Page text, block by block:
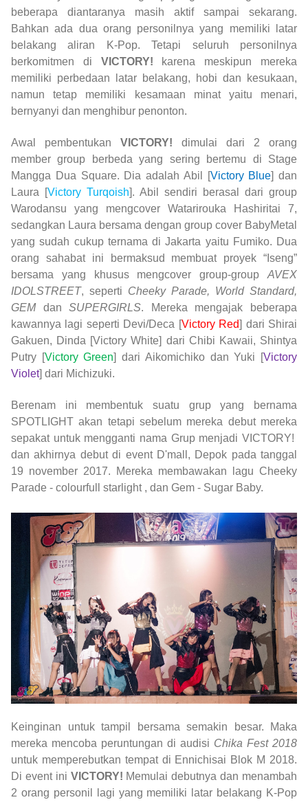
beberapa diantaranya masih aktif sampai sekarang.
Bahkan ada dua orang personilnya yang memiliki latar
belakang aliran K-Pop. Tetapi seluruh personilnya
berkomitmen di VICTORY! karena meskipun mereka
memiliki perbedaan latar belakang, hobi dan kesukaan,
namun tetap memiliki kesamaan minat yaitu menari,
bernyanyi dan menghibur penonton.
Awal pembentukan VICTORY! dimulai dari 2 orang
member group berbeda yang sering bertemu di Stage
Mangga Dua Square. Dia adalah Abil [Victory Blue] dan
Laura [Victory Turqoish]. Abil sendiri berasal dari group
Warodansu yang mengcover Watarirouka Hashiritai 7,
sedangkan Laura bersama dengan group cover BabyMetal
yang sudah cukup ternama di Jakarta yaitu Fumiko. Dua
orang sahabat ini bermaksud membuat proyek “Iseng”
bersama yang khusus mengcover group-group AVEX
IDOLSTREET, seperti Cheeky Parade, World Standard,
GEMdanSUPERGIRLS. Mereka mengajak beberapa
kawannya lagi seperti Devi/Deca [Victory Red] dari Shirai
Gakuen, Dinda [Victory White] dari Chibi Kawaii, Shintya
Putry [Victory Green] dari Aikomichiko dan Yuki [Victory
Violet] dari Michizuki.
Berenam ini membentuk suatu grup yang bernama
SPOTLIGHT akan tetapi sebelum mereka debut mereka
sepakat untuk mengganti nama Grup menjadi VICTORY!
dan akhirnya debut di event D'mall, Depok pada tanggal
19 november 2017. Mereka membawakan lagu Cheeky
Parade - colourfull starlight , dan Gem - Sugar Baby.
Keinginan untuk tampil bersama semakin besar. Maka
mereka mencoba peruntungan di audisi Chika Fest 2018
untuk memperebutkan tempat di Ennichisai Blok M 2018.
Di event ini VICTORY! Memulai debutnya dan menambah
2 orang personil lagi yang memiliki latar belakang K-Pop